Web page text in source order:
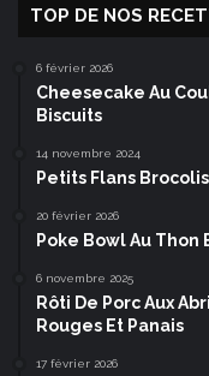
TOP DE NOS
6 février 2026
Cheesecake Au
Biscuits
14 novembre 2024
Petits Flans
20 février 2026
Poke Bowl Au Thon
6 novembre 2025
Rôti De Porc Aux
Rouges Et Panais
17 février 2026